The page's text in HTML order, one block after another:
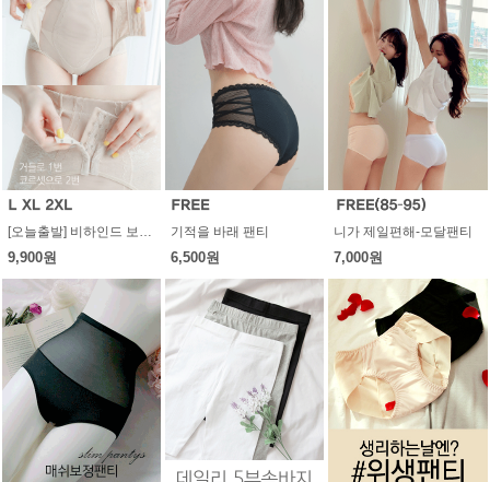
[오늘출발] 비하인드 보정속옷
9,900원
기적을 바래 팬티
6,500원
니가 제일편해-모달팬티
7,000원